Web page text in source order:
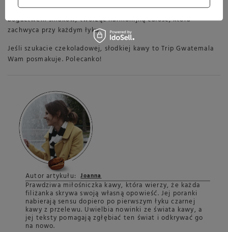
"nie kwaśnej". Gładkość mleka doskonale komponuje się z
bogactwem smaków, tworząc harmonijną całość, która
zachwyca przy każdym łyku.
Jeśli szukacie czekoladowej, słodkiej kawy to Trip Gwatemala
Wam posmakuje. Polecanko!
Autor artykułu:Joanna
Prawdziwa miłośniczka kawy, która wierzy, że każda
filiżanka skrywa swoją własną opowieść. Jej poranki
nabierają sensu dopiero po pierwszym łyku czarnej
kawy z przelewu. Uwielbia nowinki ze świata kawy, a
jej teksty pomagają zgłębiać ten świat i odkrywać go
na nowo.